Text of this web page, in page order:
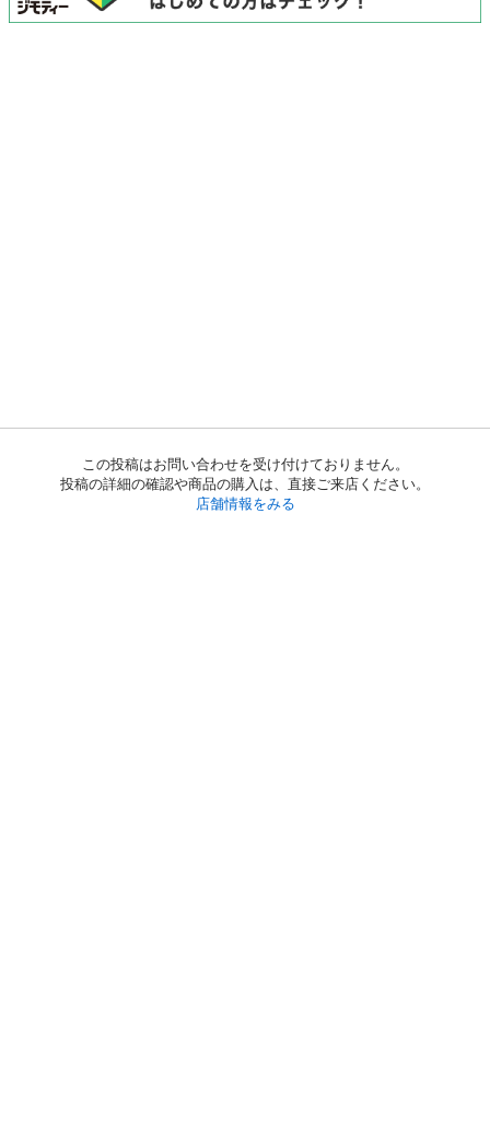
この投稿はお問い合わせを受け付けておりません。
投稿の詳細の確認や商品の購入は、直接ご来店ください。
店舗情報をみる